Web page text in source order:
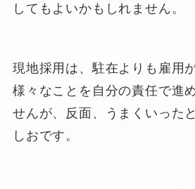
してもよいかもしれません。
現地採用は、駐在よりも雇用
様々なことを自分の責任で進
せんが、反面、うまくいった
しおです。